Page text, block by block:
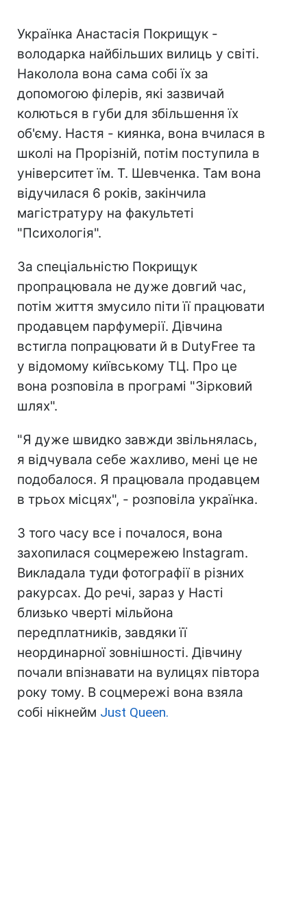
Українка Анастасія Покрищук -
володарка найбільших вилиць у світі.
Наколола вона сама собі їх за
допомогою філерів, які зазвичай
колються в губи для збільшення їх
об'єму. Настя - киянка, вона вчилася в
школі на Прорізній, потім поступила в
університет їм. Т. Шевченка. Там вона
відучилася 6 років, закінчила
магістратуру на факультеті
"Психологія".
За спеціальністю Покрищук
пропрацювала не дуже довгий час,
потім життя змусило піти її працювати
продавцем парфумерії. Дівчина
встигла попрацювати й в DutyFree та
у відомому київському ТЦ. Про це
вона розповіла в програмі "Зірковий
шлях".
"Я дуже швидко завжди звільнялась,
я відчувала себе жахливо, мені це не
подобалося. Я працювала продавцем
в трьох місцях", - розповіла українка.
З того часу все і почалося, вона
захопилася соцмережею Instagram.
Викладала туди фотографії в різних
ракурсах. До речі, зараз у Насті
близько чверті мільйона
передплатників, завдяки її
неординарної зовнішності. Дівчину
почали впізнавати на вулицях півтора
року тому. В соцмережі вона взяла
собі нікнейм Just Queen.